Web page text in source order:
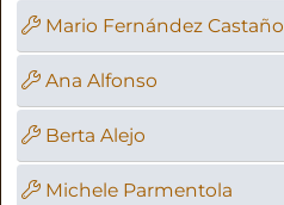
Mario Fernández Castaño
Ana Alfonso
Berta Alejo
Michele Parmentola